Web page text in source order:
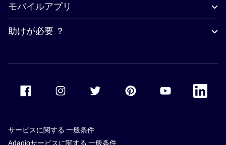
モバイルアプリ
助けが必要 ？
Accor Youtube
Accor
サービスに関する 一般条件
Adagioサービスに関する 一般条件